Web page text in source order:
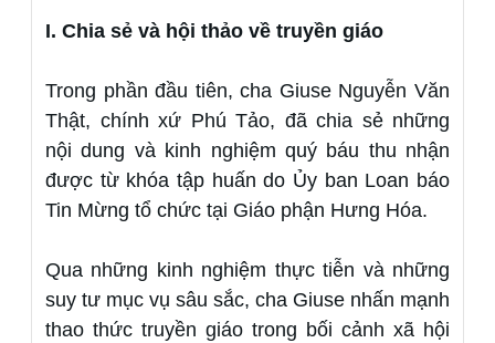
I. Chia sẻ và hội thảo về truyền giáo
Trong phần đầu tiên, cha Giuse Nguyễn Văn
Thật, chính xứ Phú Tảo, đã chia sẻ những
nội dung và kinh nghiệm quý báu thu nhận
được từ khóa tập huấn do Ủy ban Loan báo
Tin Mừng tổ chức tại Giáo phận Hưng Hóa.
Qua những kinh nghiệm thực tiễn và những
suy tư mục vụ sâu sắc, cha Giuse nhấn mạnh
thao thức truyền giáo trong bối cảnh xã hội